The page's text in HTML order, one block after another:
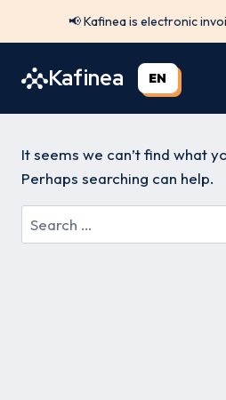
📢 Kafinea is electronic
Kafinea EN
It seems we can’t find what
Perhaps searching can help.
Search
for: